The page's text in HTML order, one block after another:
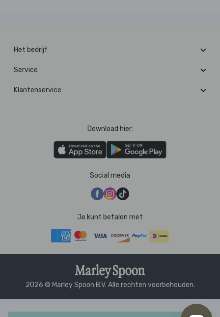
Het bedrijf
Service
Klantenservice
Download hier:
Social media
Je kunt betalen met
2026 © Marley Spoon B.V. Alle rechten voorbehouden.